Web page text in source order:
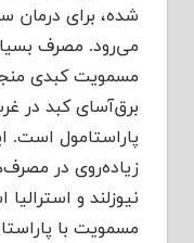
شده، برای درمان
می‌رود. مصرف
مسمویت کبدی
برق‌آسای کبد در
پاراستامول است.
زیاده‌روی در
نیوزلند و
مسمویت با